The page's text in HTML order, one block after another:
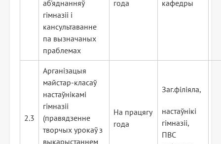
аб'яднанняў
гімназіі і
кансультаванне
па вызначаных
праблемах
года кафедры
2.3
Арганізацыя
майстар-класаў
настаўнікамі
гімназіі
(правядзенне
творчых урокаў з
выкарыстаннем
На працягу
года
Заг.філіяла,
настаўнікі
гімназіі,
ПВС